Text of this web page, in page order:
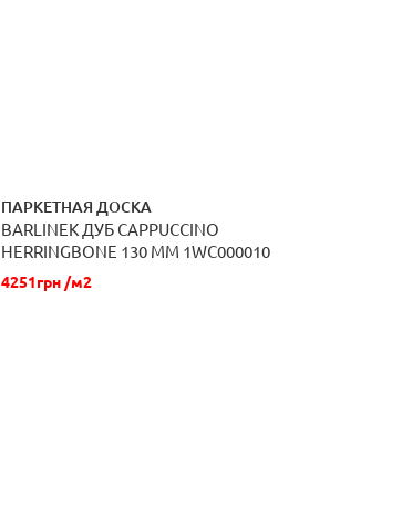
ПАРКЕТНАЯ ДОСКА
BARLINEK ДУБ CAPPUCCINO
HERRINGBONE 130 ММ 1WC000010
МАТОВЫЙ ЛАК
4251грн /м2
ЗАКАЗАТЬ